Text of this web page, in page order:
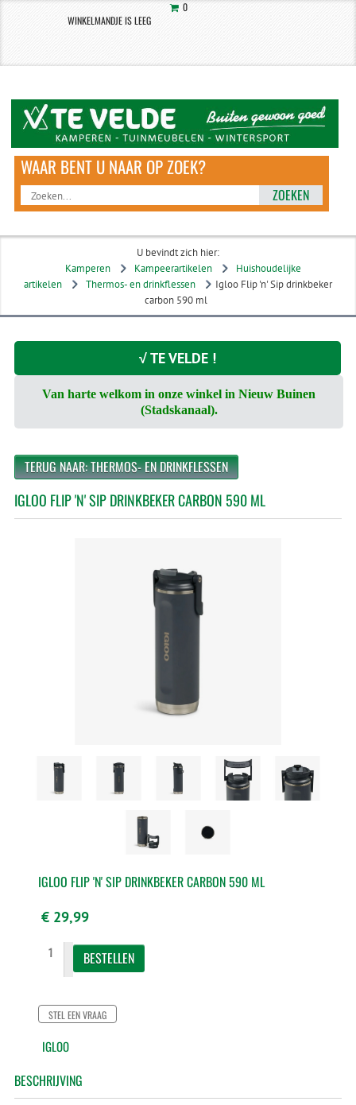
0
WINKELMANDJE IS LEEG
ZOEKEN
U bevindt zich hier:
Kamperen
Kampeerartikelen
Huishoudelijke
artikelen
Thermos- en drinkflessen
Igloo Flip 'n' Sip drinkbeker
carbon 590 ml
√ TE VELDE !
Van harte welkom in onze winkel in Nieuw Buinen
(Stadskanaal).
TERUG NAAR: THERMOS- EN DRINKFLESSEN
IGLOO FLIP 'N' SIP DRINKBEKER CARBON 590 ML
IGLOO FLIP 'N' SIP DRINKBEKER CARBON 590 ML
€ 29,99
STEL EEN VRAAG
IGLOO
BESCHRIJVING